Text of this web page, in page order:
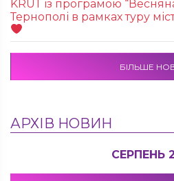
KRUТ із програмою
Тернополі в рамках туру
БІЛЬШЕ
АРХІВ НОВИН
СЕРПЕНЬ